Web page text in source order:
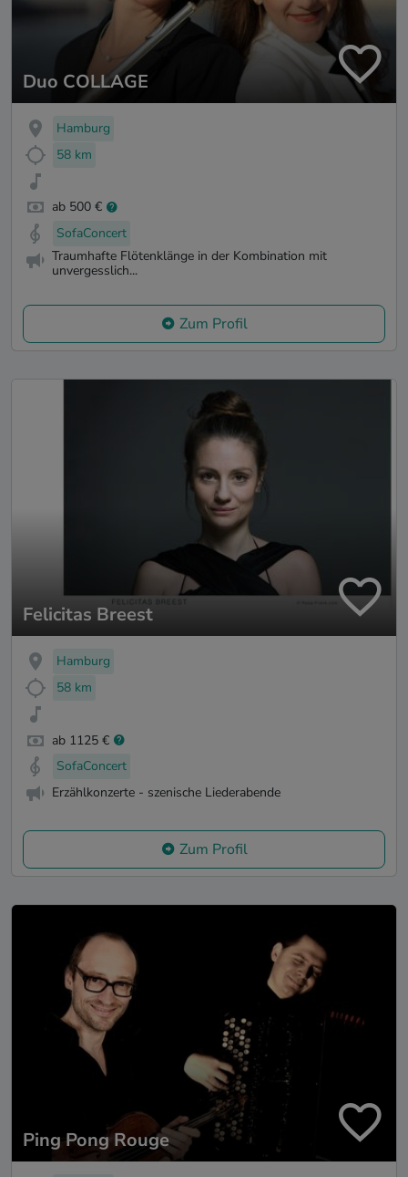
Duo COLLAGE
Hamburg
58 km
ab 500 €
SofaConcert
Traumhafte Flötenklänge in der Kombination mit
unvergesslich...
Zum Profil
Felicitas Breest
Hamburg
58 km
ab 1125 €
SofaConcert
Erzählkonzerte - szenische Liederabende
Zum Profil
Ping Pong Rouge